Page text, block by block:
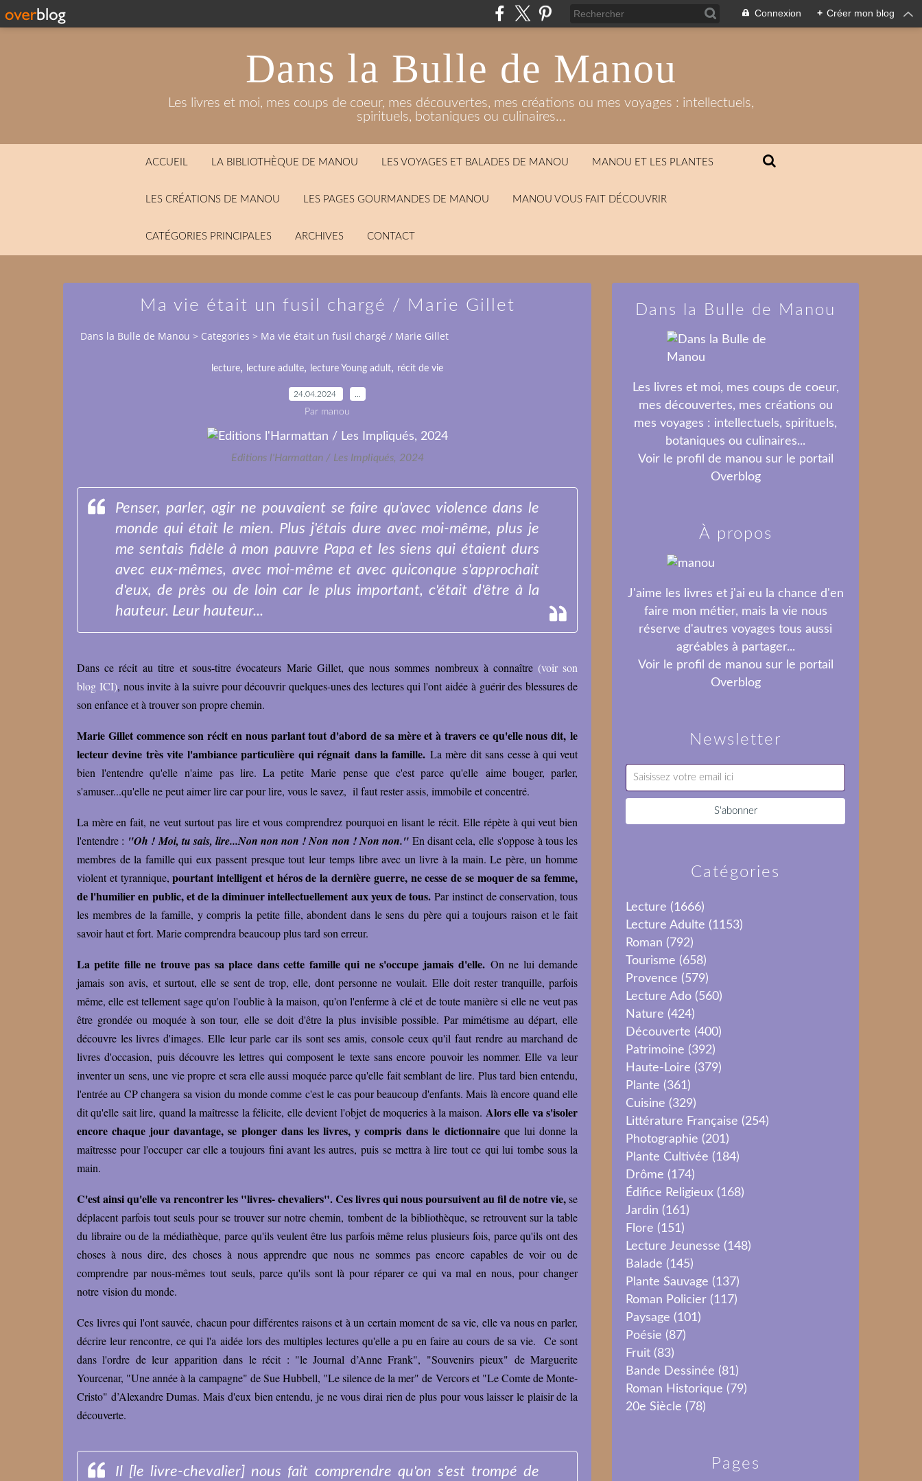
Connexion + Créer mon blog
Dans la Bulle de Manou
Les livres et moi, mes coups de coeur, mes découvertes, mes créations ou mes voyages : intellectuels,
spirituels, botaniques ou culinaires...
ACCUEIL LA BIBLIOTHÈQUE DE MANOU LES VOYAGES ET BALADES DE MANOU MANOU ET LES PLANTES
LES CRÉATIONS DE MANOU LES PAGES GOURMANDES DE MANOU MANOU VOUS FAIT DÉCOUVRIR
CATÉGORIES PRINCIPALES ARCHIVES CONTACT
Ma vie était un fusil chargé / Marie Gillet
Dans la Bulle de Manou > Categories > Ma vie était un fusil chargé / Marie Gillet
lecture, lecture adulte, lecture Young adult, récit de vie
24.04.2024
Par manou
Editions l'Harmattan / Les Impliqués, 2024
Penser, parler, agir ne pouvaient se faire qu'avec violence dans le
monde qui était le mien. Plus j'étais dure avec moi-même, plus je
me sentais fidèle à mon pauvre Papa et les siens qui étaient durs
avec eux-mêmes, avec moi-même et avec quiconque s'approchait
d'eux, de près ou de loin car le plus important, c'était d'être à la
hauteur. Leur hauteur...
Dans ce récit au titre et sous-titre évocateurs Marie Gillet, que nous sommes nombreux à connaître (voir son
blog ICI), nous invite à la suivre pour découvrir quelques-unes des lectures qui l'ont aidée à guérir des blessures de
son enfance et à trouver son propre chemin.
Marie Gillet commence son récit en nous parlant tout d'abord de sa mère et à travers ce qu'elle nous dit, le
lecteur devine très vite l'ambiance particulière qui régnait dans la famille. La mère dit sans cesse à qui veut
bien l'entendre qu'elle n'aime pas lire. La petite Marie pense que c'est parce qu'elle aime bouger, parler,
s'amuser...qu'elle ne peut aimer lire car pour lire, vous le savez, il faut rester assis, immobile et concentré.
La mère en fait, ne veut surtout pas lire et vous comprendrez pourquoi en lisant le récit. Elle répète à qui veut bien
l'entendre : "Oh ! Moi, tu sais, lire...Non non non ! Non non ! Non non."En disant cela, elle s'oppose à tous les
membres de la famille qui eux passent presque tout leur temps libre avec un livre à la main. Le père, un homme
violent et tyrannique,pourtant intelligent et héros de la dernière guerre, ne cesse de se moquer de sa femme,
de l'humilier en public, et de la diminuer intellectuellement aux yeux de tous. Par instinct de conservation, tous
les membres de la famille, y compris la petite fille, abondent dans le sens du père qui a toujours raison et le fait
savoir haut et fort. Marie comprendra beaucoup plus tard son erreur.
La petite fille ne trouve pas sa place dans cette famille qui ne s'occupe jamais d'elle. On ne lui demande
jamais son avis, et surtout, elle se sent de trop, elle, dont personne ne voulait. Elle doit rester tranquille, parfois
même, elle est tellement sage qu'on l'oublie à la maison, qu'on l'enferme à clé et de toute manière si elle ne veut pas
être grondée ou moquée à son tour, elle se doit d'être la plus invisible possible. Par mimétisme au départ, elle
découvre les livres d'images. Elle leur parle car ils sont ses amis, console ceux qu'il faut rendre au marchand de
livres d'occasion, puis découvre les lettres qui composent le texte sans encore pouvoir les nommer. Elle va leur
inventer un sens, une vie propre et sera elle aussi moquée parce qu'elle fait semblant de lire. Plus tard bien entendu,
l'entrée au CP changera sa vision du monde comme c'est le cas pour beaucoup d'enfants. Mais là encore quand elle
dit qu'elle sait lire, quand la maîtresse la félicite, elle devient l'objet de moqueries à la maison. Alors elle va s'isoler
encore chaque jour davantage, se plonger dans les livres, y compris dans le dictionnaireque lui donne la
maîtresse pour l'occuper car elle a toujours fini avant les autres, puis se mettra à lire tout ce qui lui tombe sous la
main.
C'est ainsi qu'elle va rencontrer les "livres- chevaliers". Ces livres qui nous poursuivent au fil de notre vie,se
déplacent parfois tout seuls pour se trouver sur notre chemin, tombent de la bibliothèque, se retrouvent sur la table
du libraire ou de la médiathèque, parce qu'ils veulent être lus parfois même relus plusieurs fois, parce qu'ils ont des
choses à nous dire, des choses à nous apprendre que nous ne sommes pas encore capables de voir ou de
comprendre par nous-mêmes tout seuls, parce qu'ils sont là pour réparer ce qui va mal en nous, pour changer
notre vision du monde.
Ces livres qui l'ont sauvée, chacun pour différentes raisons et à un certain moment de sa vie, elle va nous en parler,
décrire leur rencontre, ce qui l'a aidée lors des multiples lectures qu'elle a pu en faire au cours de sa vie. Ce sont
dans l'ordre de leur apparition dans le récit : "le Journal d’Anne Frank", "Souvenirs pieux" de Marguerite
Yourcenar, "Une année à la campagne" de Sue Hubbell, "Le silence de la mer" de Vercors et "Le Comte de Monte-
Cristo" d’Alexandre Dumas. Mais d'eux bien entendu, je ne vous dirai rien de plus pour vous laisser le plaisir de la
découverte.
Il [le livre-chevalier] nous fait comprendre qu'on s'est trompé de
Newsletter
Catégories
Lecture (1666)
Lecture Adulte (1153)
Roman (792)
Tourisme (658)
Provence (579)
Lecture Ado (560)
Nature (424)
Découverte (400)
Patrimoine (392)
Haute-Loire (379)
Plante (361)
Cuisine (329)
Littérature Française (254)
Photographie (201)
Plante Cultivée (184)
Drôme (174)
Édifice Religieux (168)
Jardin (161)
Flore (151)
Lecture Jeunesse (148)
Balade (145)
Plante Sauvage (137)
Roman Policier (117)
Paysage (101)
Poésie (87)
Fruit (83)
Bande Dessinée (81)
Roman Historique (79)
20e Siècle (78)
Pages
Dans la Bulle de Manou
Les livres et moi, mes coups de coeur,
mes découvertes, mes créations ou
mes voyages : intellectuels, spirituels,
botaniques ou culinaires...
Voir le profil de manou sur le portail
Overblog
À propos
J'aime les livres et j'ai eu la chance d'en
faire mon métier, mais la vie nous
réserve d'autres voyages tous aussi
agréables à partager...
Voir le profil de manou sur le portail
Overblog